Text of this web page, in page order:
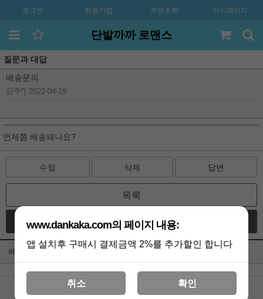
로그인 회원가입 주문조회 마이페이지
단발까까 로맨스
질문과 대답
배송문의
김주* 2022-04-19
언제쯤 배송돼나요?
수정 삭제 답변
목록
글쓰기
배송문의
www.dankaka.com의 페이지 내용:
앱 설치후 구매시 결제금액 2%를 추가할인 합니다
취소 확인